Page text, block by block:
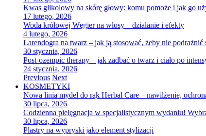
Kwas glikolowy na skórę głowy: komu pomoże i jak go
17 lutego, 2026
Woda królowej Węgier na włosy – działanie i efekty
4 lutego, 2026
Larendogra na twarz – jak ją stosować, żeby nie podrażnić
30 stycznia, 2026
Post-ozempic therapy – jak zadbać o twarz i ciało po
24 stycznia, 2026
Previous Next
KOSMETYKI
Nowa linia mydeł do rąk Herbal Care – nawilżenie,
30 lipca, 2026
Codzienna pielęgnacja w specjalistycznym wydaniu!
30 lipca, 2026
Plastry na wypryski jako element stylizacji